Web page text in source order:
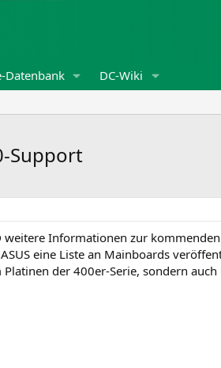
Datenbank DC-Wiki
Support
Informationen zur kommenden
eine Liste an Mainboards
der 400er-Serie, sondern